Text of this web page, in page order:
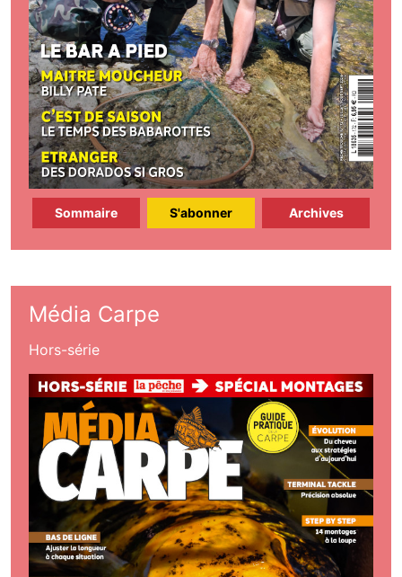
Sommaire S'abonner Archives
Média Carpe
Hors-série